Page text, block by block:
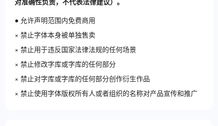
● 允许声明范围内免费商用
× 禁止字体本身被单独售卖
× 禁止用于违反国家法律法规的任何场景
× 禁止修改字库或字库的任何部分
× 禁止对字库或字库的任何部分创作衍生作品
× 禁止使用字体版权所有人或者组织的名称对产品宣传和推广